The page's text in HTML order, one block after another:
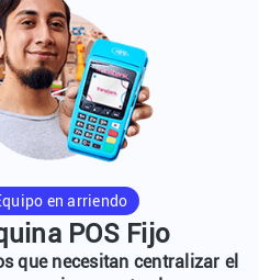
en arriendo
POS Fijo
que necesitan centralizar el